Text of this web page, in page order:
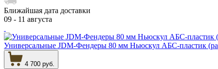
Ближайшая дата доставки
09 - 11 августа
Универсальные JDM-Фендеры 80 мм Ньюскул АБС-пластик
4 700 руб.